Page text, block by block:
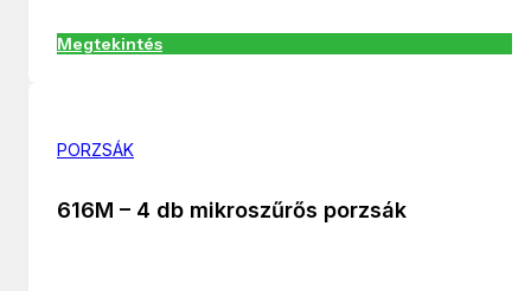
Megtekintés
PORZSÁK
616M – 4 db mikroszűrős porzsák